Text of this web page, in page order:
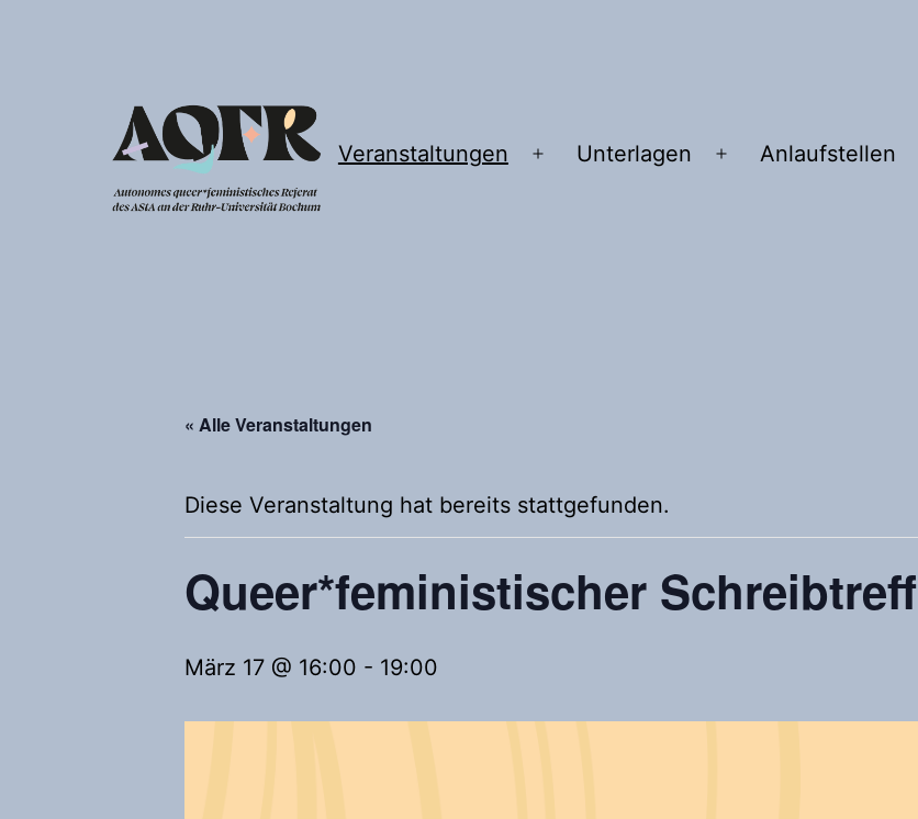
Veranstaltungen
Menü
Unterlagen
Menü
Anlaufstellen
« Alle Veranstaltungen
Diese Veranstaltung hat bereits stattgefunden.
Queer*feministischer Schreibtreff
März 17 @ 16:00 - 19:00